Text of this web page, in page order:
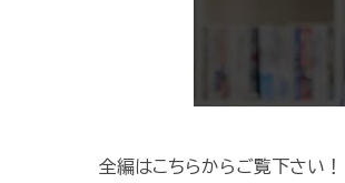
全編はこちらからご覧下さい！